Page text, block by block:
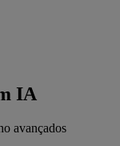
IA
avançados